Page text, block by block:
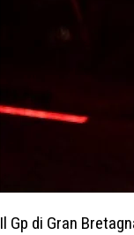
Il Gp di Gran